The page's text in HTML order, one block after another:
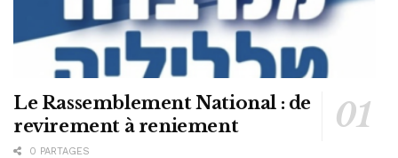
Le Rassemblement National : de
revirement à reniement
0 PARTAGES